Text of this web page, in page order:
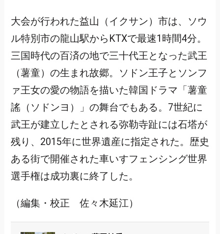
大会が行われた益山（イクサン）市は、ソウ
ル特別市の龍山駅からKTXで最速1時間4分。
三国時代の百済の地で三十代王となった武王
（薯童）の生まれ故郷。ソドン王子とソンフ
ァ王女の愛の物語を描いた韓国ドラマ「薯童
謠（ソドンヨ）」の舞台でもある。7世紀に
武王が建立したとされる弥勒寺趾には石塔が
残り、2015年に世界遺産に指定された。歴史
ある街で開催された車いすフェンシング世界
選手権は成功裏に終了した。
（編集・校正 佐々木延江）